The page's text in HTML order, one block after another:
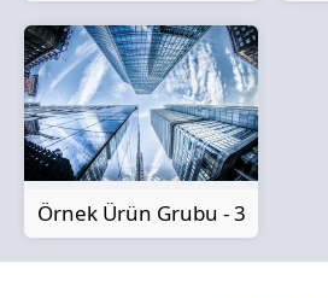
Örnek Ürün Grubu - 3